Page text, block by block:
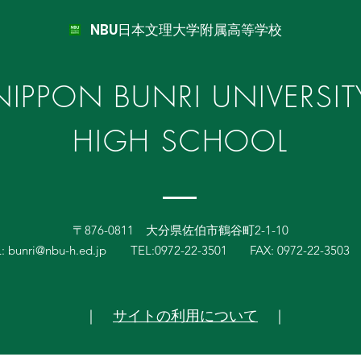
NBU日本文理大学附属高等学校
BUNRI
HIGH SCHOOL
〒876-0811 大分県佐伯市鶴谷町2-1-10
bunri@nbu-h.ed.jp TEL:0972-22-3501 FAX: 0972-22-3503
｜ サイトの利用について ｜